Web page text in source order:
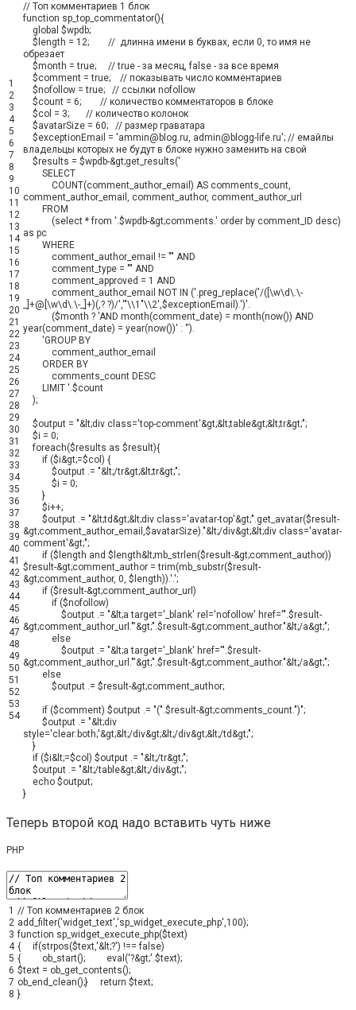
1
2
3
4
5
6
7
8
9
10
11
12
13
14
15
16
17
18
19
20
21
22
23
24
25
26
27
28
29
30
31
32
33
34
35
36
37
38
39
40
41
42
43
44
45
46
47
48
49
50
51
52
53
54
// Топ комментариев 1 блок
function sp_top_commentator(){
global $wpdb;
$length = 12;
// длинна имени в буквах, если 0, то имя не
обрезает
$month = true;
// true - за месяц, false - за все время
$comment = true;
// показывать число комментариев
$nofollow = true;
// ссылки nofollow
$count = 6;
// количество комментаторов в блоке
$col = 3;
// количество колонок
$avatarSize = 60;
// размер граватара
$exceptionEmail = 'ammin@blog.ru, admin@blogg-life.ru'; // емайлы
владельцы которых не будут в блоке нужно заменить на свой
$results = $wpdb-&gt;get_results('
SELECT
COUNT(comment_author_email) AS comments_count,
comment_author_email, comment_author, comment_author_url
FROM
(select * from '.$wpdb-&gt;comments.' order by comment_ID desc)
as pc
WHERE
comment_author_email != "" AND
comment_type = "" AND
comment_approved = 1 AND
comment_author_email NOT IN ('.preg_replace('/([\w\d\.\-
_]+@[\w\d\.\-_]+)(,? ?)/','"\\1"\\2',$exceptionEmail ).')'.
($month ? 'AND month(comment_date) = month(now()) AND
year(comment_date) = year(now())' : '').
'GROUP BY
comment_author_email
ORDER BY
comments_count DESC
LIMIT '.$count
);
$output = "&lt;div class='top-comment'&gt;&lt;table&gt;&lt;tr&gt;";
$i = 0;
foreach($results as $result){
if ($i&gt;=$col ) {
$output .= "&lt;/tr&gt;&lt;tr&gt;";
$i = 0;
}
$i++;
$output .= "&lt;td&gt;&lt;div class='avatar-top'&gt;".get_avatar($result-
&gt;comment_author_email ,$avatarSize)."&lt;/div&gt;&lt;div class='avatar-
comment'&gt;";
if ($length and $length&lt;mb_strlen($result-&gt;comment_author))
$result-&gt;comment_author = trim(mb_substr($result-
&gt;comment_author, 0, $length)).'.';
if ($result-&gt;comment_author_url )
if ($nofollow)
$output .= "&lt;a target='_blank' rel='nofollow' href='".$result-
&gt;comment_author_url ."'&gt;".$result-&gt;comment_author."&lt;/a&gt;";
else
$output .= "&lt;a target='_blank' href='".$result-
&gt;comment_author_url ."'&gt;".$result-&gt;comment_author."&lt;/a&gt;";
else
$output .= $result-&gt;comment_author;
if ($comment) $output .= "(".$result-&gt;comments_count.")";
$output .= "&lt;div
style='clear:both;'&gt;&lt;/div&gt;&lt;/div&gt;&lt;/td&gt;";
}
if ($i&lt;=$col ) $output .= "&lt;/tr&gt;";
$output .= "&lt;/table&gt;&lt;/div&gt;";
echo $output;
}
Теперь второй код надо вставить чуть ниже
PHP
1
2
3
4
5
6
7
8
// Топ комментариев 2 блок
add_filter('widget_text','sp_widget_execute_php',100);
function sp_widget_execute_php($text)
{
if(strpos($text,'&lt;?') !== false)
{
ob_start(); eval ('?&gt;'.$text);
$text = ob_get_contents();
ob_end_clean();} return $text;
}